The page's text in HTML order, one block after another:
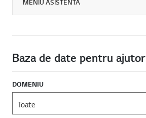
MENIU ASISTENTA
Baza de date pentru ajutor
DOMENIU